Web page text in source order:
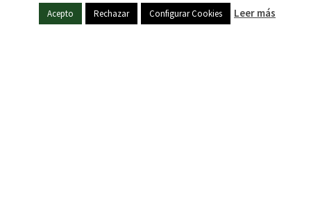
HERMANDAD DE NUESTRA SEÑORA DEL SOL © 1997
- 2020. TODOS LOS DERECHOS RESERVADOS
Acepto Rechazar Configurar Cookies Leer más